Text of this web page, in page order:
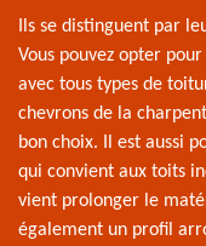
Ils se distinguent par
Vous pouvez opter
avec tous types de
chevrons de la
bon choix. Il est aussi
qui convient aux toits
vient prolonger le
également un profil